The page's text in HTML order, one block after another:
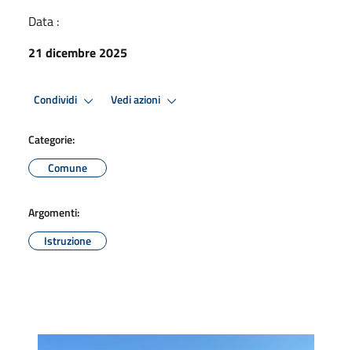
Data :
21 dicembre 2025
Condividi Vedi azioni
Categorie:
Comune
Argomenti:
Istruzione